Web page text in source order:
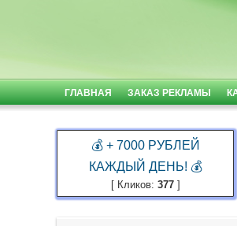
ГЛАВНАЯ ЗАКАЗ РЕКЛАМЫ
💰 + 7000 РУБЛЕЙ
КАЖДЫЙ ДЕНЬ! 💰
[ Кликов: 377]